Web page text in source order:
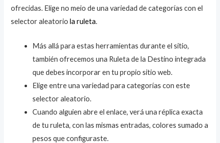
ofrecidas. Elige no meio de una variedad de categorías con el
selector aleatoriola ruleta.
Más allá para estas herramientas durante el sitio,
también ofrecemos una Ruleta de la Destino integrada
que debes incorporar en tu propio sitio web.
Elige entre una variedad para categorías con este
selector aleatorio.
Cuando alguien abre el enlace, verá una réplica exacta
de tu ruleta, con las mismas entradas, colores sumado a
pesos que configuraste.